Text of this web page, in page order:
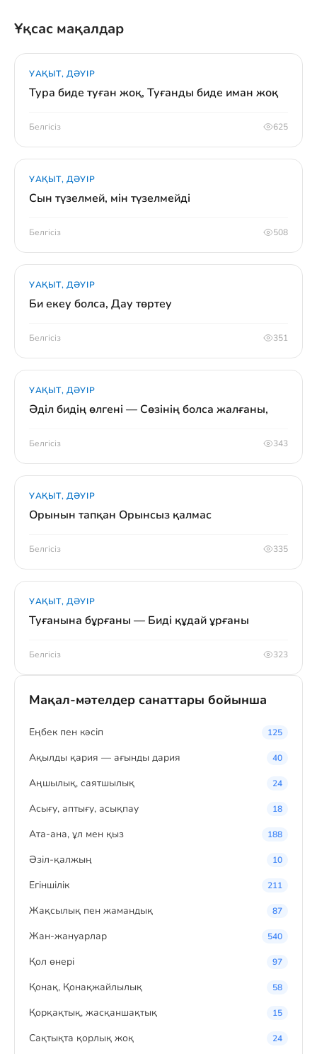
Ұқсас мақалдар
УАҚЫТ, ДӘУІР
Тура биде туған жоқ, Туғанды биде иман жоқ
Белгісіз 625
УАҚЫТ, ДӘУІР
Сын түзелмей, мін түзелмейді
Белгісіз 508
УАҚЫТ, ДӘУІР
Би екеу болса, Дау төртеу
Белгісіз 351
УАҚЫТ, ДӘУІР
Әділ бидің өлгені — Сөзінің болса жалғаны,
Белгісіз 343
УАҚЫТ, ДӘУІР
Орынын тапқан Орынсыз қалмас
Белгісіз 335
УАҚЫТ, ДӘУІР
Туғанына бұрғаны — Биді құдай ұрғаны
Белгісіз 323
Мақал-мәтелдер санаттары бойынша
Eңбек пен кәсіп 125
Ақылды қария — ағынды дария 40
Аңшылық, саятшылық 24
Асығу, аптығу, асықпау 18
Ата-ана, ұл мен қыз 188
Әзіл-қалжың 10
Егіншілік 211
Жақсылық пен жамандық 87
Жан-жануарлар 540
Қол өнері 97
Қонақ, Қонақжайлылық 58
Қорқақтық, жасқаншақтық 15
Сақтықта қорлық жоқ 24